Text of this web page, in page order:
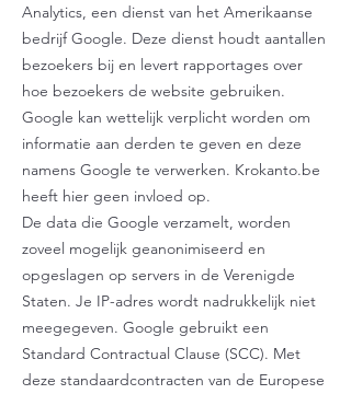
Analytics, een dienst van het Amerikaanse
bedrijf Google. Deze dienst houdt aantallen
bezoekers bij en levert rapportages over
hoe bezoekers de website gebruiken.
Google kan wettelijk verplicht worden om
informatie aan derden te geven en deze
namens Google te verwerken. Krokanto.be
heeft hier geen invloed op.
De data die Google verzamelt, worden
zoveel mogelijk geanonimiseerd en
opgeslagen op servers in de Verenigde
Staten. Je IP-adres wordt nadrukkelijk niet
meegegeven. Google gebruikt een
Standard Contractual Clause (SCC). Met
deze standaardcontracten van de Europese